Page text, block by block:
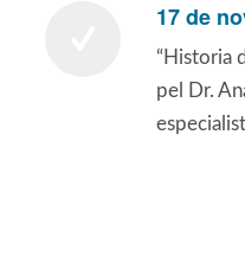
17 de
“Historia
pel Dr.